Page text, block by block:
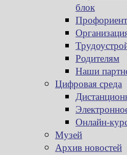
блок
Родителям
Наши
Цифровая среда
Онлайн-
Музей
Архив новостей